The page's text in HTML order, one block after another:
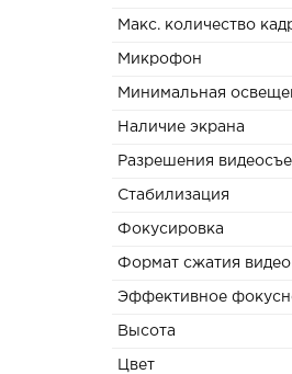
Макс. количество
Микрофон
Минимальная
Наличие экрана
Разрешения
Стабилизация
Фокусировка
Формат сжатия видео
Эффективное
Высота
Цвет